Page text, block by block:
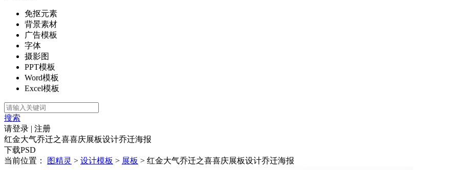
免抠元素
背景素材
广告模板
字体
摄影图
PPT模板
Word模板
Excel模板
搜索
请登录 | 注册
红金大气乔迁之喜喜庆展板设计乔迁海报
下载PSD
当前位置：
图精灵 > 设计模板 > 展板 > 红金大气乔迁之喜喜庆展板设计乔迁海报